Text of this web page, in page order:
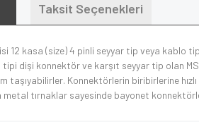
Taksit Seçenekleri
12 kasa (size) 4 pinli seyyar tip veya kablo
tipi dişi konnektör ve karşıt seyyar tip olan
taşıyabilirler. Konnektörlerin biribirlerine
metal tırnaklar sayesinde bayonet